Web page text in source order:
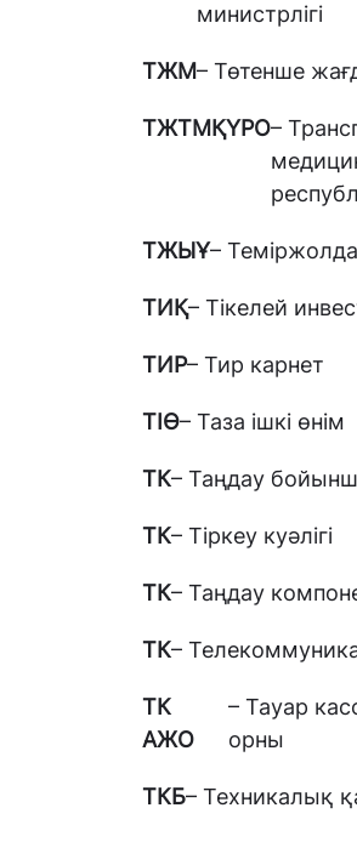
министрлігі
ТЖМ– Төтенше
ТЖТМҚҮРО–
ТЖЫҰ–
ТИҚ– Тікелей
ТИР– Тир карнет
ТІӨ– Таза ішкі өнім
ТК– Таңдау
ТК– Тіркеу куәлігі
ТК– Таңдау
ТК–
ТК
АЖО
– Тауар
орны
ТКБ– Техникалық